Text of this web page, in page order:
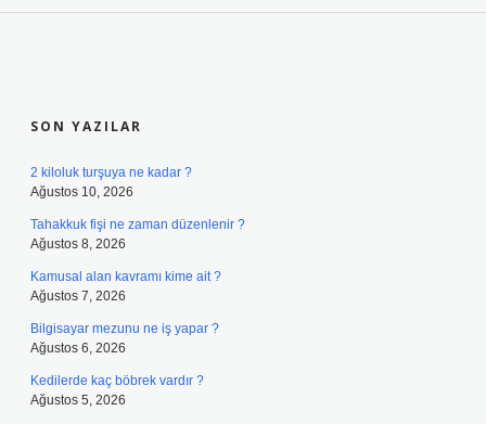
SON YAZILAR
2 kiloluk turşuya ne kadar ?
Ağustos 10, 2026
Tahakkuk fişi ne zaman düzenlenir ?
Ağustos 8, 2026
Kamusal alan kavramı kime ait ?
Ağustos 7, 2026
Bilgisayar mezunu ne iş yapar ?
Ağustos 6, 2026
Kedilerde kaç böbrek vardır ?
Ağustos 5, 2026